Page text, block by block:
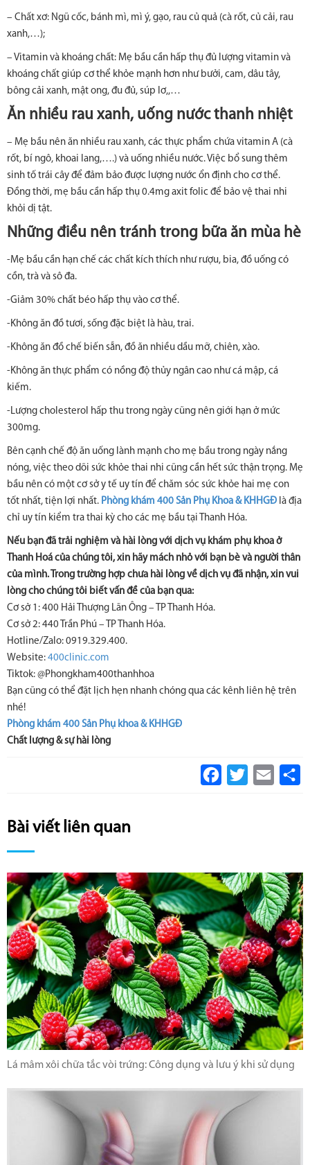
– Chất xơ: Ngũ cốc, bánh mì, mì ý, gạo, rau củ quả (cà rốt, củ cải, rau
xanh,…);
– Vitamin và khoáng chất: Mẹ bầu cần hấp thụ đủ lượng vitamin và
khoáng chất giúp cơ thể khỏe mạnh hơn như bưởi, cam, dâu tây,
bông cải xanh, mật ong, đu đủ, súp lơ,,…
Ăn nhiều rau xanh, uống nước thanh nhiệt
– Mẹ bầu nên ăn nhiều rau xanh, các thực phẩm chứa vitamin A (cà
rốt, bí ngô, khoai lang,….) và uống nhiều nước. Việc bổ sung thêm
sinh tố trái cây để đảm bảo được lượng nước ổn định cho cơ thể.
Đồng thời, mẹ bầu cần hấp thụ 0.4mg axit folic để bảo vệ thai nhi
khỏi dị tật.
Những điều nên tránh trong bữa ăn mùa hè
-Mẹ bầu cần hạn chế các chất kích thích như rượu, bia, đồ uống có
cồn, trà và sô đa.
-Giảm 30% chất béo hấp thụ vào cơ thể.
-Không ăn đồ tươi, sống đặc biệt là hàu, trai.
-Không ăn đồ chế biến sẵn, đồ ăn nhiều dầu mỡ, chiên, xào.
-Không ăn thực phẩm có nồng độ thủy ngân cao như cá mập, cá
kiếm.
-Lượng cholesterol hấp thu trong ngày cũng nên giới hạn ở mức
300mg.
Bên cạnh chế độ ăn uống lành mạnh cho mẹ bầu trong ngày nắng
nóng, việc theo dõi sức khỏe thai nhi cũng cần hết sức thận trọng. Mẹ
bầu nên có một cơ sở y tế uy tín để chăm sóc sức khỏe hai mẹ con
tốt nhất, tiện lợi nhất. Phòng khám 400 Sản Phụ Khoa & KHHGĐ là địa
chỉ uy tín kiểm tra thai kỳ cho các mẹ bầu tại Thanh Hóa.
Nếu bạn đã trải nghiệm và hài lòng với dịch vụ khám phụ khoa ở
Thanh Hoá của chúng tôi, xin hãy mách nhỏ với bạn bè và người thân
của mình. Trong trường hợp chưa hài lòng về dịch vụ đã nhận, xin vui
lòng cho chúng tôi biết vấn đề của bạn qua:
Cơ sở 1: 400 Hải Thượng Lãn Ông – TP Thanh Hóa.
Cơ sở 2: 440 Trần Phú – TP Thanh Hóa.
Hotline/Zalo: 0919.329.400.
Website: 400clinic.com
Tiktok: @Phongkham400thanhhoa
Bạn cũng có thể đặt lịch hẹn nhanh chóng qua các kênh liên hệ trên
nhé!
Phòng khám 400 Sản Phụ khoa & KHHGĐ
Chất lượng & sự hài lòng
Facebook
Twitter Email
Bài viết liên quan
Lá mâm xôi chữa tắc vòi trứng: Công dụng và lưu ý khi sử dụng